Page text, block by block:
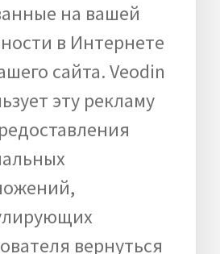
на вашей
в Интернете
сайта. Veodin
эту рекламу
вернуться